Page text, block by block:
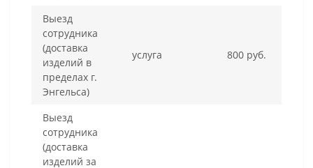
Выезд
сотрудника
(доставка
изделий в
пределах г.
Энгельса)
услуга 800 руб.
Выезд
сотрудника
(доставка
изделий за